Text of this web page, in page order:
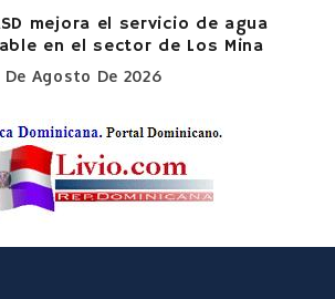
mejora el servicio de agua
en el sector de Los Mina
De Agosto De 2026